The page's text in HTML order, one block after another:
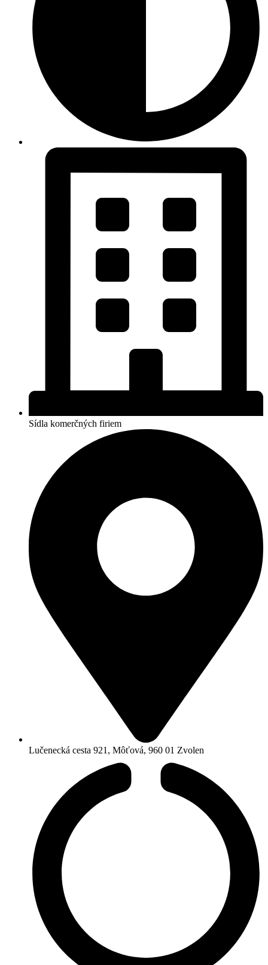
Sídla komerčných firiem
Lučenecká cesta 921, Môťová, 960 01 Zvolen